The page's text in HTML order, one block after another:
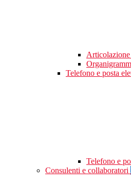
Telefono e posta
Telefono e
Consulenti e collaboratori